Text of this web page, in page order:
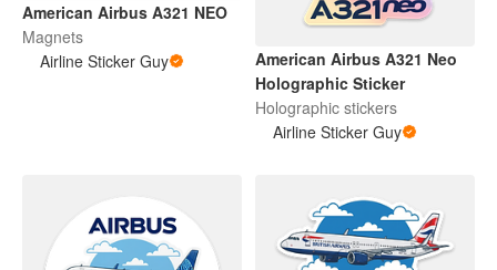
American Airbus A321 NEO
Magnets
Airline Sticker Guy
American Airbus A321 Neo
Holographic Sticker
Holographic stickers
Airline Sticker Guy